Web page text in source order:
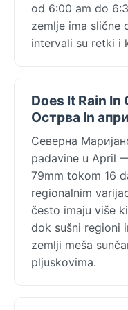
od 6:00 am do
zemlje ima slične
intervali su retki i
Does It Rain In
Острва In
Северна
padavine u April
79mm tokom 16
regionalnim
često imaju više
dok sušni regioni
zemlji meša
pljuskovima.